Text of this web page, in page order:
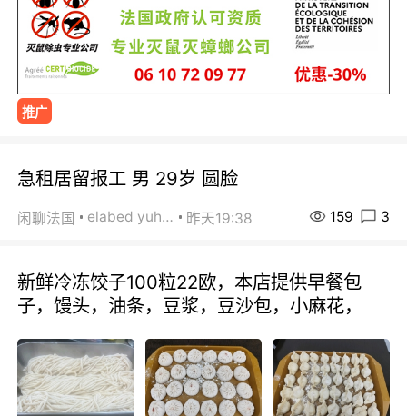
推广
急租居留报工 男 29岁 圆脸
闲聊法国 elabed yuhua 昨天19:38 159 3
新鲜冷冻饺子100粒22欧，本店提供早餐包
子，馒头，油条，豆浆，豆沙包，小麻花，